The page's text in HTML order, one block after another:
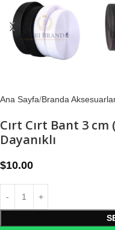
Ana Sayfa Branda
Cırt Cırt Bant 3
Dayanıklı
$10.00